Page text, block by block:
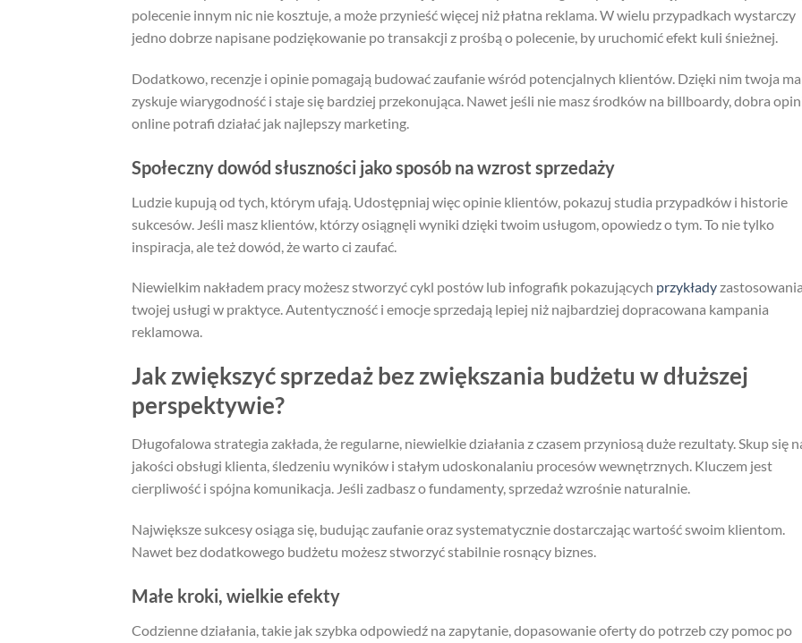
polecenie innym nic nie kosztuje, a może przynieść więcej niż płatna reklama. W wielu przypadkach wystarczy
jedno dobrze napisane podziękowanie po transakcji z prośbą o polecenie, by uruchomić efekt kuli śnieżnej.
Dodatkowo, recenzje i opinie pomagają budować zaufanie wśród potencjalnych klientów. Dzięki nim twoja
zyskuje wiarygodność i staje się bardziej przekonująca. Nawet jeśli nie masz środków na billboardy, dobra
online potrafi działać jak najlepszy marketing.
Społeczny dowód słuszności jako sposób na wzrost sprzedaży
Ludzie kupują od tych, którym ufają. Udostępniaj więc opinie klientów, pokazuj studia przypadków i historie
sukcesów. Jeśli masz klientów, którzy osiągnęli wyniki dzięki twoim usługom, opowiedz o tym. To nie tylko
inspiracja, ale też dowód, że warto ci zaufać.
Niewielkim nakładem pracy możesz stworzyć cykl postów lub infografik pokazujących przykładyzastosowania
twojej usługi w praktyce. Autentyczność i emocje sprzedają lepiej niż najbardziej dopracowana kampania
reklamowa.
Jak zwiększyć sprzedaż bez zwiększania budżetu w dłuższej
perspektywie?
Długofalowa strategia zakłada, że regularne, niewielkie działania z czasem przyniosą duże rezultaty. Skup się
jakości obsługi klienta, śledzeniu wyników i stałym udoskonalaniu procesów wewnętrznych. Kluczem jest
cierpliwość i spójna komunikacja. Jeśli zadbasz o fundamenty, sprzedaż wzrośnie naturalnie.
Największe sukcesy osiąga się, budując zaufanie oraz systematycznie dostarczając wartość swoim klientom.
Nawet bez dodatkowego budżetu możesz stworzyć stabilnie rosnący biznes.
Małe kroki, wielkie efekty
Codzienne działania, takie jak szybka odpowiedź na zapytanie, dopasowanie oferty do potrzeb czy pomoc po